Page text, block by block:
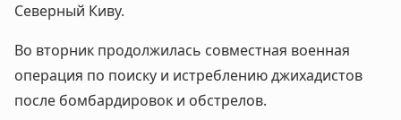
Северный Киву.
Во вторник продолжилась совместная военная
операция по поиску и истреблению джихадистов
после бомбардировок и обстрелов.